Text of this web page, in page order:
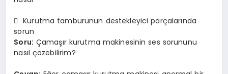
 Kurutma tamburunun destekleyici parçalarında
sorun
Soru: Çamaşır kurutma makinesinin ses sorununu
nasıl çözebilirim?